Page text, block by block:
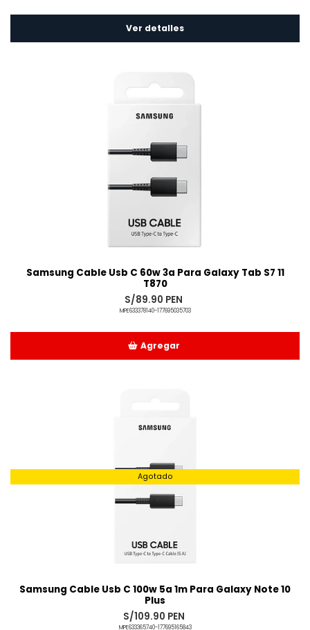
Ver detalles
Samsung Cable Usb C 60w 3a Para Galaxy Tab S7 11
T870
S/89.90 PEN
MPE633378140-177695035703
Agregar
Agotado
Samsung Cable Usb C 100w 5a 1m Para Galaxy Note 10
Plus
S/109.90 PEN
MPE633365740-177695165843